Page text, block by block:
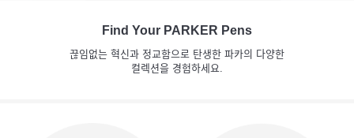
Find Your PARKER Pens
끊임없는 혁신과 정교함으로 탄생한 파카의 다양한
컬렉션을 경험하세요.